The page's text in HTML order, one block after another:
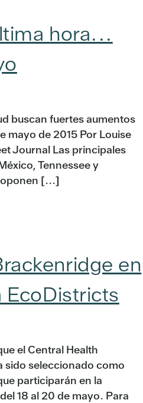
hora...
buscan fuertes aumentos
mayo de 2015 Por Louise
Journal Las principales
Tennessee y
[...]
en
EcoDistricts
el Central Health
sido seleccionado como
participarán en la
18 al 20 de mayo. Para